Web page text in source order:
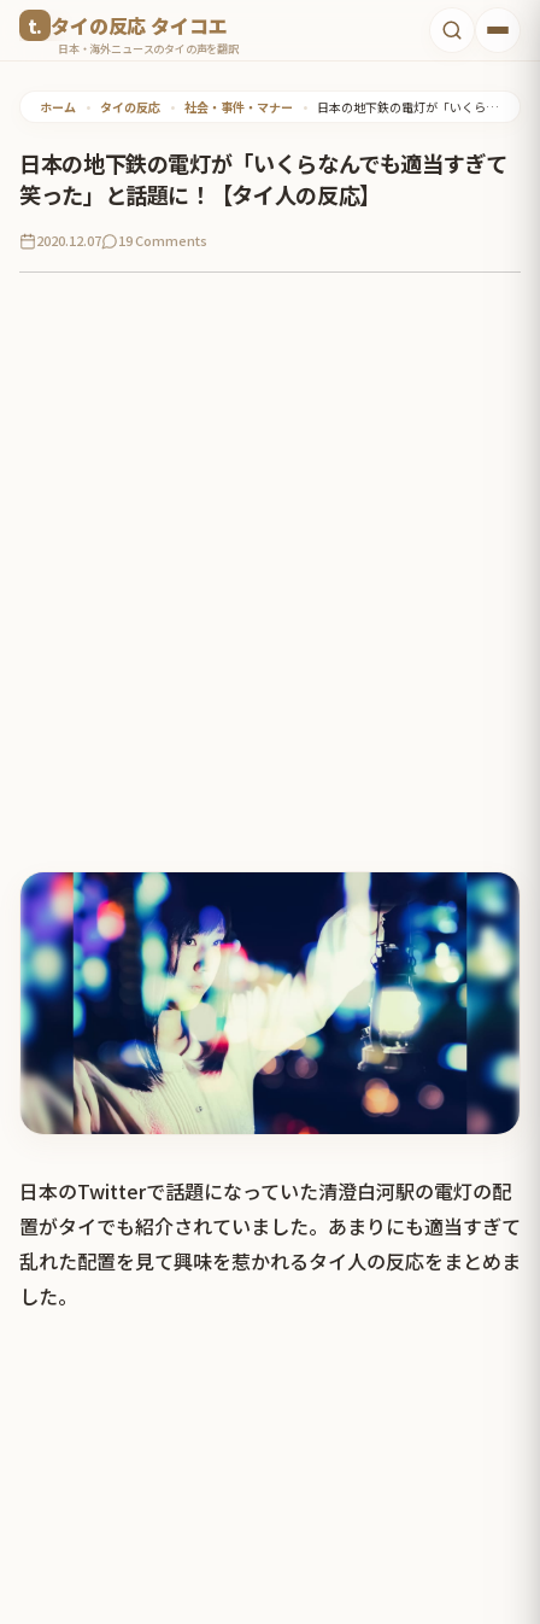
タイの反応 タイコエ
日本・海外ニュースのタイの声を翻訳
ホーム • タイの反応 • 社会・事件・マナー • 日本の地下鉄の電灯が「いくらなんでも適当すぎて笑った」と話題に！【タイ人の反応】
日本の地下鉄の電灯が「いくらなんでも適当すぎて
笑った」と話題に！【タイ人の反応】
2020.12.07 19 Comments
日本のTwitterで話題になっていた清澄白河駅の電灯の配
置がタイでも紹介されていました。あまりにも適当すぎて
乱れた配置を見て興味を惹かれるタイ人の反応をまとめま
した。